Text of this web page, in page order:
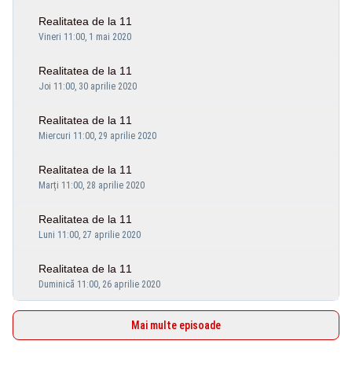
Realitatea de la 11
Vineri 11:00, 1 mai 2020
Realitatea de la 11
Joi 11:00, 30 aprilie 2020
Realitatea de la 11
Miercuri 11:00, 29 aprilie 2020
Realitatea de la 11
Marți 11:00, 28 aprilie 2020
Realitatea de la 11
Luni 11:00, 27 aprilie 2020
Realitatea de la 11
Duminică 11:00, 26 aprilie 2020
Mai multe episoade